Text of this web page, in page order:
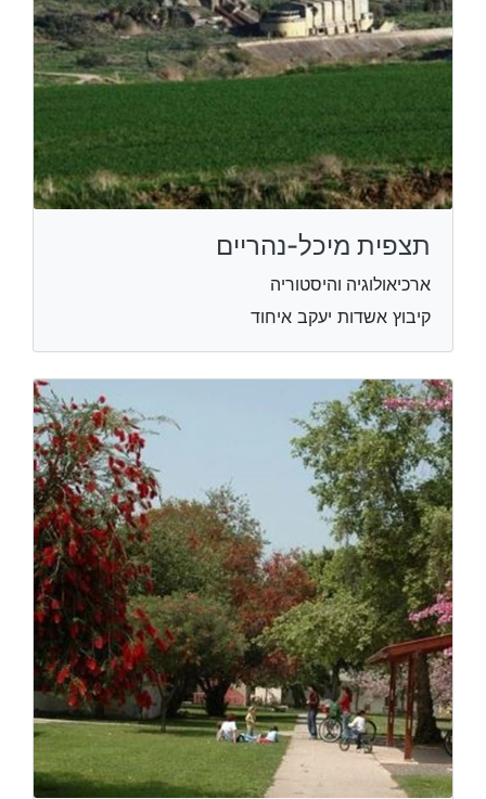
תצפית מיכל-נהריים
ארכיאולוגיה והיסטוריה
קיבוץ אשדות יעקב איחוד